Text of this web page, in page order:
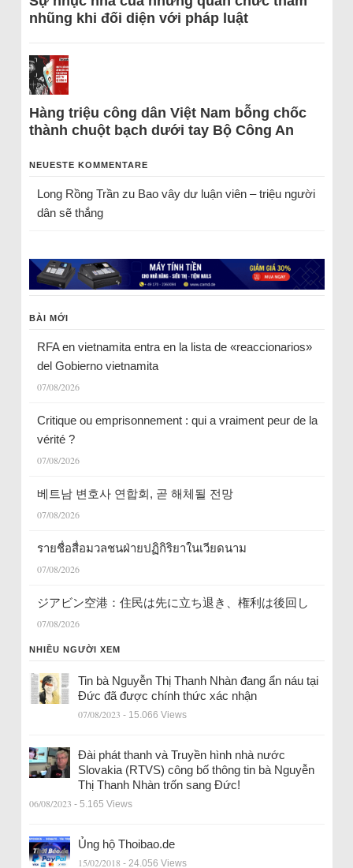
nhũng khi đối diện với pháp luật
Hàng triệu công dân Việt Nam bỗng chốc
thành chuột bạch dưới tay Bộ Công An
NEUESTE KOMMENTARE
Long Rồng Trầnzu Bao vây dư luận viên – triệu người
dân sẽ thắng
BÀI MỚI
RFA en vietnamita entra en la lista de «reaccionarios»
del Gobierno vietnamita
07/08/2026
Critique ou emprisonnement : qui a vraiment peur de la
vérité ?
07/08/2026
베트남 변호사 연합회, 곧 해체될 전망
07/08/2026
รายชื่อสื่อมวลชนฝ่ายปฏิกิริยาในเวียดนาม
07/08/2026
ジアビン空港：住民は先に立ち退き、権利は後回し
07/08/2026
NHIỀU NGƯỜI XEM
Tin bà Nguyễn Thị Thanh Nhàn đang ẩn náu tại
Đức đã được chính thức xác nhận
07/08/2023 - 15.066 Views
Đài phát thanh và Truyền hình nhà nước
Slovakia (RTVS) công bố thông tin bà Nguyễn
Thị Thanh Nhàn trốn sang Đức!
06/08/2023 - 5.165 Views
Ủng hộ Thoibao.de
15/02/2018 - 24.056 Views